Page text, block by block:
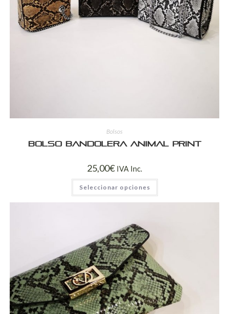
Bolsos
Bolso bandolera Animal Print
25,00€ IVA Inc.
Seleccionar opciones